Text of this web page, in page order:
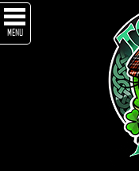
MENU